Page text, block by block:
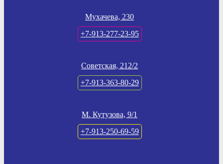
Мухачева, 230
+7-913-277-23-95
Советская, 212/2
+7-913-363-80-29
М. Кутузова, 9/1
+7-913-250-69-59